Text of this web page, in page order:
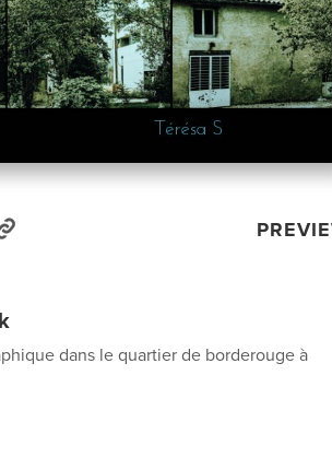
dans le quartier de borderouge à